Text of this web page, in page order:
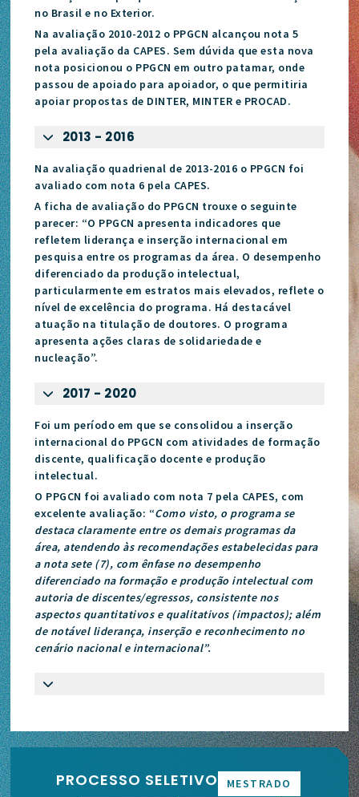
no Brasil e no Exterior.
Na avaliação 2010-2012 o PPGCN alcançou nota 5
pela avaliação da CAPES. Sem dúvida que esta nova
nota posicionou o PPGCN em outro patamar, onde
passou de apoiado para apoiador, o que permitiria
apoiar propostas de DINTER, MINTER e PROCAD.
2013 - 2016
Na avaliação quadrienal de 2013-2016 o PPGCN foi
avaliado com nota 6 pela CAPES.
A ficha de avaliação do PPGCN trouxe o seguinte
parecer: “O PPGCN apresenta indicadores que
refletem liderança e inserção internacional em
pesquisa entre os programas da área. O desempenho
diferenciado da produção intelectual,
particularmente em estratos mais elevados, reflete o
nível de excelência do programa. Há destacável
atuação na titulação de doutores. O programa
apresenta ações claras de solidariedade e
nucleação”.
2017 - 2020
Foi um período em que se consolidou a inserção
internacional do PPGCN com atividades de formação
discente, qualificação docente e produção
intelectual.
O PPGCN foi avaliado com nota 7 pela CAPES, com
excelente avaliação: “Como visto, o programa se
destaca claramente entre os demais programas da
área, atendendo às recomendações estabelecidas para
a nota sete (7), com ênfase no desempenho
diferenciado na formação e produção intelectual com
autoria de discentes/egressos, consistente nos
aspectos quantitativos e qualitativos (impactos); além
de notável liderança, inserção e reconhecimento no
cenário nacional e internacional”.
PROCESSO SELETIVO
MESTRADO